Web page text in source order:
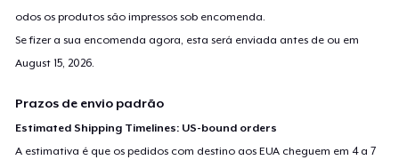
odos os produtos são impressos sob encomenda.
Se fizer a sua encomenda agora, esta será enviada antes de ou em
August 15, 2026
Prazos de envio padrão
Estimated Shipping Timelines: US-bound orders
A estimativa é que os pedidos com destino aos EUA cheguem em 4 a 7